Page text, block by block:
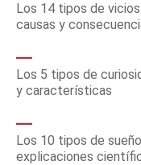
Los 14 tipos de
causas y
Los 5 tipos de
y características
Los 10 tipos de
explicaciones